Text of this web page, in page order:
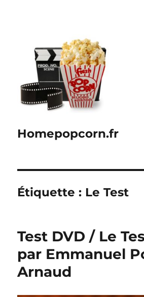
Homepopcorn.fr
Étiquette : Le Test
Test DVD / Le
par Emmanuel
Arnaud